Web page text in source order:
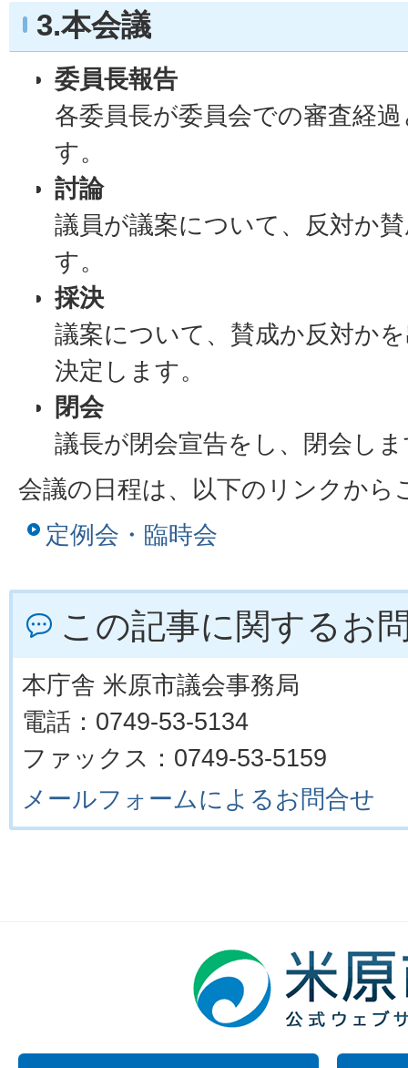
3.本会議
委員長報告
各委員長が委員会での審査経
す。
討論
議員が議案について、反対か
す。
採決
議案について、賛成か反対か
決定します。
閉会
議長が閉会宣告をし、閉会し
会議の日程は、以下のリンクから
定例会・臨時会
この記事に関するお
本庁舎 米原市議会事務局
電話：0749-53-5134
ファックス：0749-53-5159
メールフォームによるお問合せ